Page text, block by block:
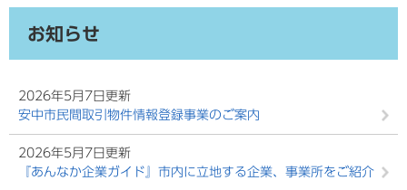
お知らせ
2026年5月7日更新
安中市民間取引物件情報登録事業のご案内
2026年5月7日更新
『あんなか企業ガイド』市内に立地する企業、事業所をご紹介